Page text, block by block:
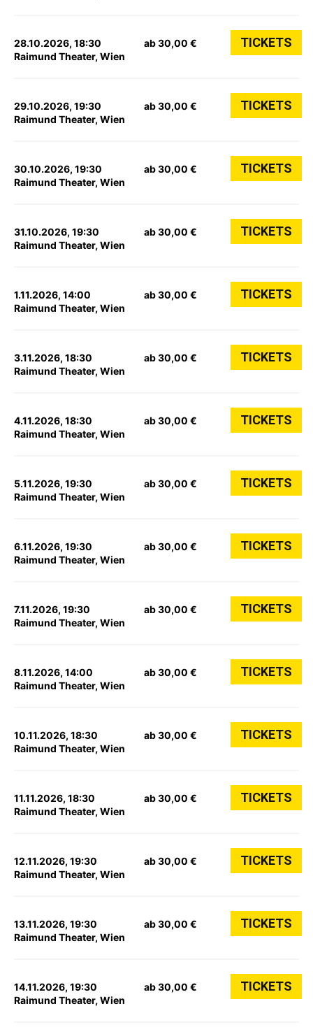
28.10.2026, 18:30
Raimund Theater, Wien
ab 30,00 € TICKETS
29.10.2026, 19:30
Raimund Theater, Wien
ab 30,00 € TICKETS
30.10.2026, 19:30
Raimund Theater, Wien
ab 30,00 € TICKETS
31.10.2026, 19:30
Raimund Theater, Wien
ab 30,00 € TICKETS
1.11.2026, 14:00
Raimund Theater, Wien
ab 30,00 € TICKETS
3.11.2026, 18:30
Raimund Theater, Wien
ab 30,00 € TICKETS
4.11.2026, 18:30
Raimund Theater, Wien
ab 30,00 € TICKETS
5.11.2026, 19:30
Raimund Theater, Wien
ab 30,00 € TICKETS
6.11.2026, 19:30
Raimund Theater, Wien
ab 30,00 € TICKETS
7.11.2026, 19:30
Raimund Theater, Wien
ab 30,00 € TICKETS
8.11.2026, 14:00
Raimund Theater, Wien
ab 30,00 € TICKETS
10.11.2026, 18:30
Raimund Theater, Wien
ab 30,00 € TICKETS
11.11.2026, 18:30
Raimund Theater, Wien
ab 30,00 € TICKETS
12.11.2026, 19:30
Raimund Theater, Wien
ab 30,00 € TICKETS
13.11.2026, 19:30
Raimund Theater, Wien
ab 30,00 € TICKETS
14.11.2026, 19:30
Raimund Theater, Wien
ab 30,00 € TICKETS